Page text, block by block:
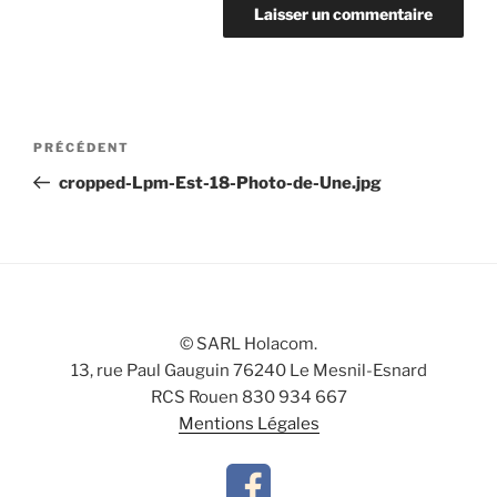
Navigation
l’article
Article
précédent
PRÉCÉDENT
cropped-Lpm-Est-18-Photo-de-Une.jpg
© SARL Holacom.
13, rue Paul Gauguin 76240 Le Mesnil-Esnard
RCS Rouen 830 934 667
Mentions Légales